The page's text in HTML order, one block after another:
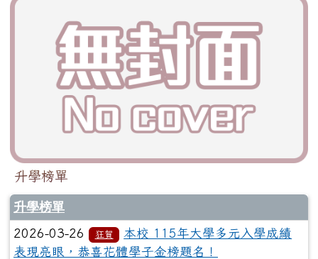
升學榜單
升學榜單
2026-03-26 狂賀
本校 115年大學多元入學成績
表現亮眼，恭喜花體學子金榜題名！